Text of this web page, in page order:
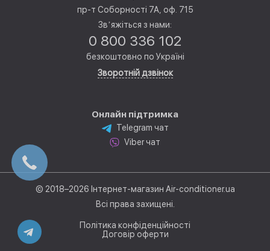
пр-т Соборності 7А, оф. 715
Звʼяжіться з нами:
0 800 336 102
безкоштовно по Україні
Зворотній дзвінок
Онлайн підтримка
Telegram чат
Viber чат
© 2018–2026 Інтернет-магазин Air-conditioner.ua
Всі права захищені.
Політика конфіденційності
Договір оферти